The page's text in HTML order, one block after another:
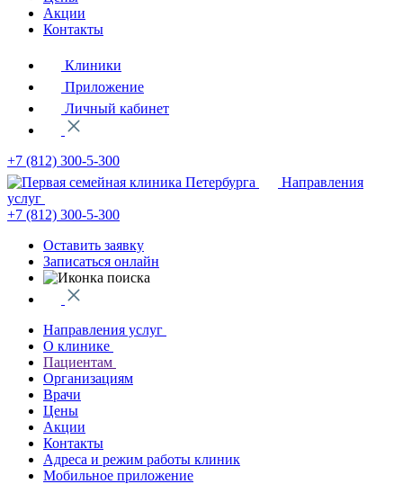
Акции
Контакты
Клиники
Приложение
Личный кабинет
+7 (812) 300-5-300
Направления
услуг
+7 (812) 300-5-300
Оставить заявку
Записаться онлайн
Направления услуг
О клинике
Пациентам
Организациям
Врачи
Цены
Акции
Контакты
Адреса и режим работы клиник
Мобильное приложение